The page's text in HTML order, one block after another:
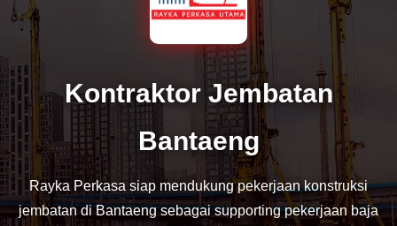
Kontraktor Jembatan
Bantaeng
Rayka Perkasa siap mendukung pekerjaan konstruksi
jembatan di Bantaeng sebagai supporting pekerjaan baja